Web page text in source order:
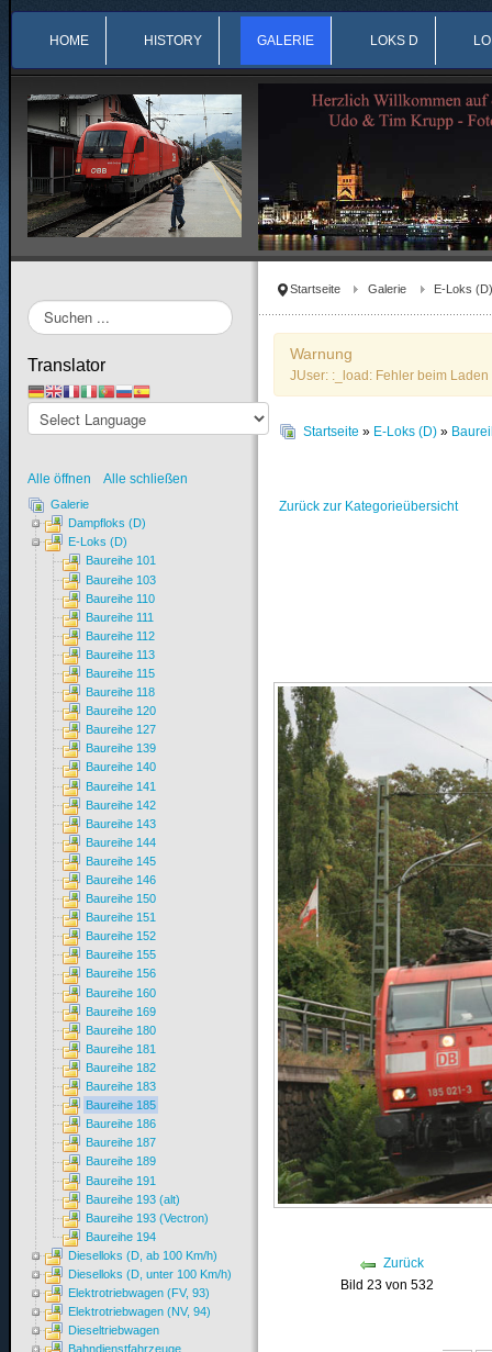
HOME HISTORY GALERIE LOKS D
Startseite Galerie E-Loks (D)
Warnung
JUser: :_load: Fehler beim
Startseite » E-Loks (D) »
Zurück zur Kategorieübersicht
Zurück
Bild 23 von 532
Suchen
...
Translator
Alle öffnen Alle schließen
Galerie
Dampfloks (D)
E-Loks (D)
Baureihe 101
Baureihe 103
Baureihe 110
Baureihe 111
Baureihe 112
Baureihe 113
Baureihe 115
Baureihe 118
Baureihe 120
Baureihe 127
Baureihe 139
Baureihe 140
Baureihe 141
Baureihe 142
Baureihe 143
Baureihe 144
Baureihe 145
Baureihe 146
Baureihe 150
Baureihe 151
Baureihe 152
Baureihe 155
Baureihe 156
Baureihe 160
Baureihe 169
Baureihe 180
Baureihe 181
Baureihe 182
Baureihe 183
Baureihe 185
Baureihe 186
Baureihe 187
Baureihe 189
Baureihe 191
Baureihe 193 (alt)
Baureihe 193 (Vectron)
Baureihe 194
Dieselloks (D, ab 100 Km/h)
Dieselloks (D, unter 100 Km/h)
Elektrotriebwagen (FV, 93)
Elektrotriebwagen (NV, 94)
Dieseltriebwagen
Bahndienstfahrzeuge